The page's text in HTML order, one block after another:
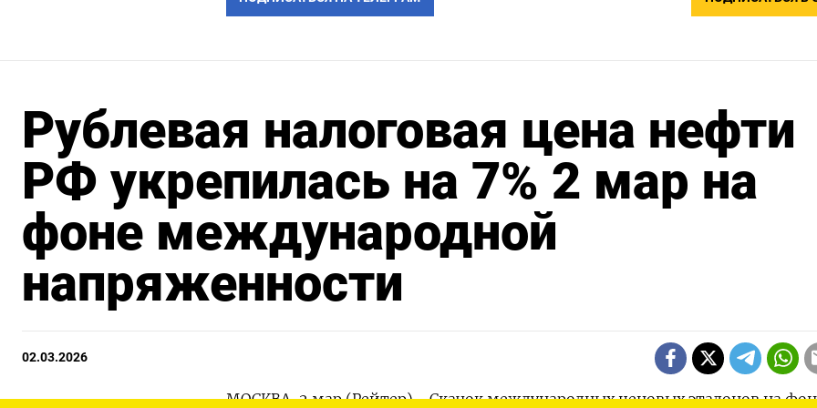
Рублевая налоговая цена нефти
РФ укрепилась на 7% 2 мар на
фоне международной
напряженности
02.03.2026
МОСКВА, 2 мар (Рейтер) - Скачок международных ценовых эталонов на